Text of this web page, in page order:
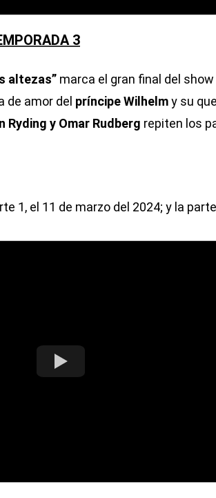
3
altezas” marca el gran final del
de amor del príncipe Wilhelmy su
Ryding y Omar Rudberg repiten los
1, el 11 de marzo del 2024; y la